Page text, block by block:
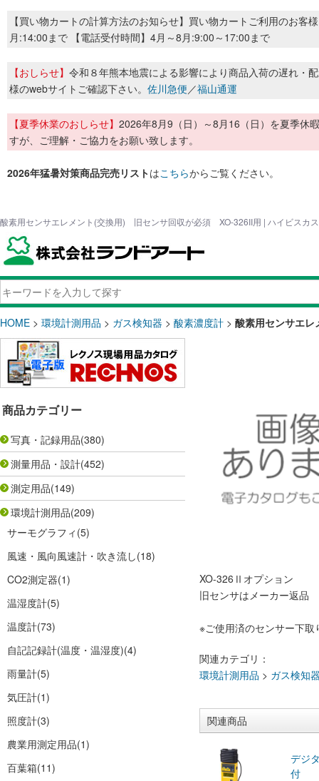
【買い物カートの計算方法のお知らせ】買い物カートご利用のお客
月:14:00まで 【電話受付時間】4月～8月:9:00～17:00まで
【おしらせ】 令和８年熊本地震による影響により商品入荷の遅れ・
様のwebサイトご確認下さい。 佐川急便／福山通運
【夏季休業のおしらせ】 2026年8月9（日）～8月16（日）を夏季休
すが、ご理解・ご協力をお願い致します。
2026年猛暑対策商品完売リストはこちらからご覧ください。
酸素用センサエレメント(交換用) 旧センサ回収が必須 XO-326II用 | ハイビスカ
HOME > 環境計測用品 > ガス検知器 > 酸素濃度計 > 酸素用センサエ
商品カテゴリー
写真・記録用品(380)
測量用品・設計(452)
測定用品(149)
環境計測用品(209)
サーモグラフィ (5)
風速・風向風速計・吹き流し(18)
CO2測定器(1)
温湿度計(5)
温度計(73)
自記記録計(温度・温湿度)(4)
雨量計(5)
気圧計(1)
照度計(3)
農業用測定用品(1)
百葉箱(11)
XO-326Ⅱオプション
旧センサはメーカー返品
※ご使用済のセンサー下
関連カテゴリ：
環境計測用品 > ガス検知
関連商品
デジ
付